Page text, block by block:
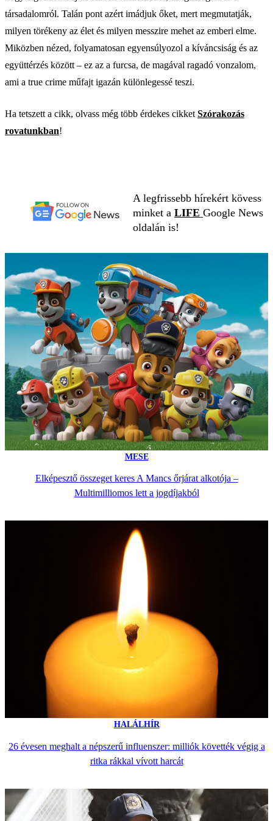
társadalomról. Talán pont azért imádjuk őket, mert megmutatják,
milyen törékeny az élet és milyen messzire mehet az emberi elme.
Miközben nézed, folyamatosan egyensúlyozol a kíváncsiság és az
együttérzés között – ez az a furcsa, de magával ragadó vonzalom,
ami a true crime műfajt igazán különlegessé teszi.
Ha tetszett a cikk, olvass még több érdekes cikket Szórakozás
rovatunkban!
A legfrissebb hírekért kövess
minket a LIFE Google News
oldalán is!
MESE
Elképesztő összeget keres A Mancs őrjárat alkotója –
Multimilliomos lett a jogdíjakból
HALÁLHÍR
26 évesen meghalt a népszerű influenszer: milliók követték végig a
ritka rákkal vívott harcát